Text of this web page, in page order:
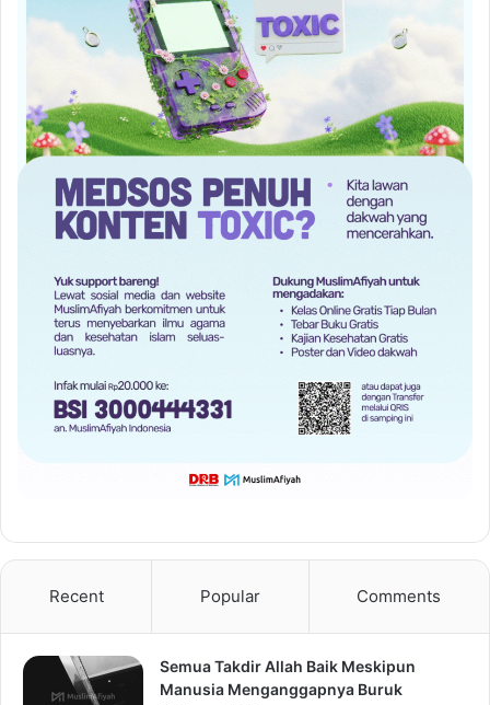
Recent Popular Comments
Semua Takdir Allah Baik Meskipun
Manusia Menganggapnya Buruk